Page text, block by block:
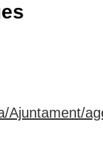
Ajuntament/